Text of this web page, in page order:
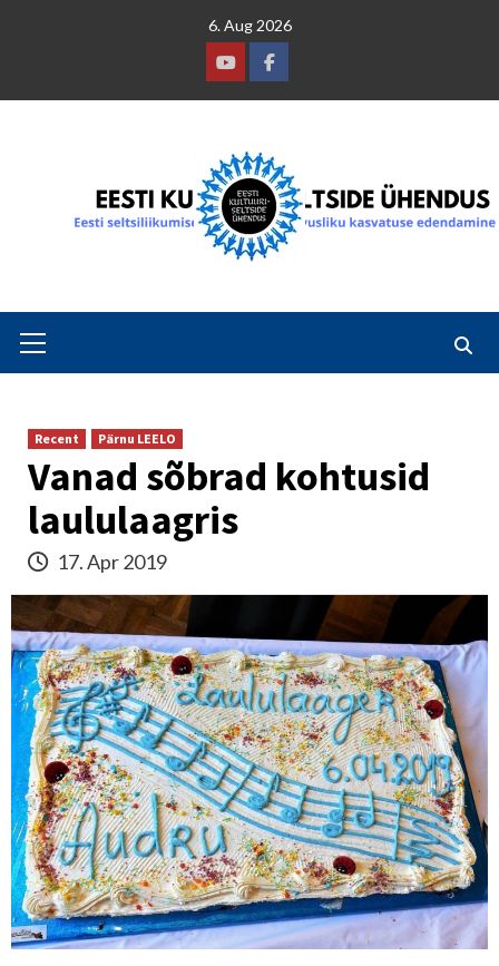
6. Aug 2026
YoutubeFacebook
Menu
Recent Pärnu LEELO
Vanad sõbrad kohtusid
laululaagris
17. Apr 2019